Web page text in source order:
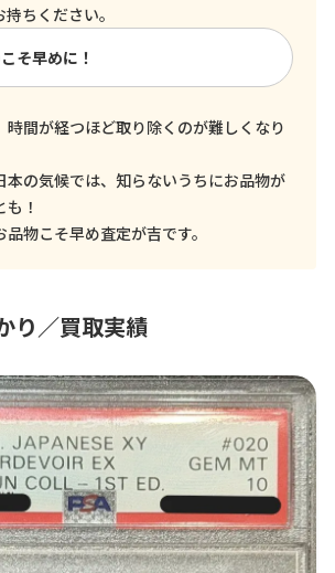
ちください。
そ早めに！
時間が経つほど取り除くのが難しくなり
本の気候では、知らないうちにお品物が
！
物こそ早め査定が吉です。
り／買取実績